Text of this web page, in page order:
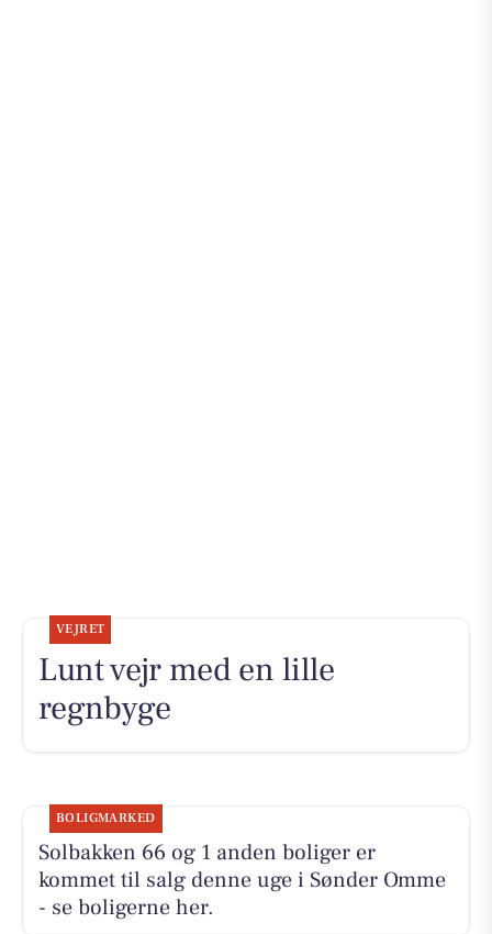
VEJRET
Lunt vejr med en lille
regnbyge
BOLIGMARKED
Solbakken 66 og 1 anden boliger er
kommet til salg denne uge i Sønder Omme
- se boligerne her.